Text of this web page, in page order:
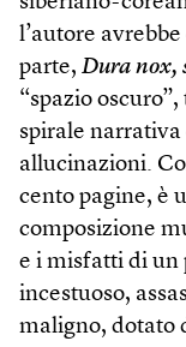
l’autore
parte, Dura nox,
“spazio
spirale narrativa
allucinazioni.
cento pagine, è
composizione
e i misfatti di un
incestuoso,
maligno, dotato